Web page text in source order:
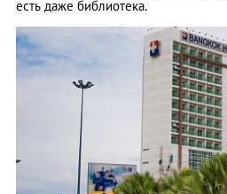
есть даже библиотека.